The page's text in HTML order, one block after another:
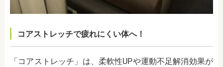
コアストレッチで疲れにくい体へ！
「コアストレッチ」は、柔軟性UPや運動不足解消効果が